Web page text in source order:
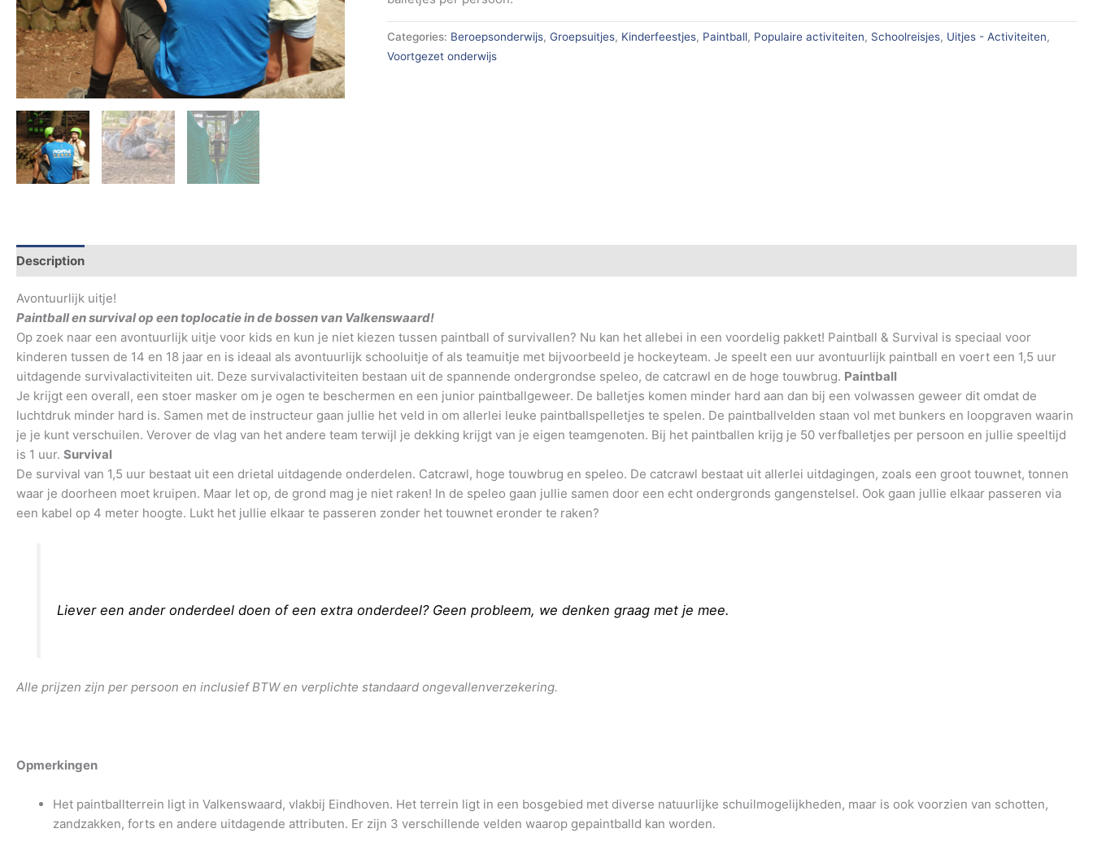
Categories: Beroepsonderwijs,Groepsuitjes, Kinderfeestjes, Paintball, Populaire activiteiten, Schoolreisjes, Uitjes - Activiteiten,
Voortgezet onderwijs
Description
Avontuurlijk uitje!
Paintball en survival op een toplocatie in de bossen van Valkenswaard!
Op zoek naar een avontuurlijk uitje voor kids en kun je niet kiezen tussen paintball of survivallen? Nu kan het allebei in een voordelig pakket! Paintball & Survival is speciaal voor
kinderen tussen de 14 en 18 jaar en is ideaal als avontuurlijk schooluitje of als teamuitje met bijvoorbeeld je hockeyteam. Je speelt een uur avontuurlijk paintball en voert een 1,5 uur
uitdagende survivalactiviteiten uit. Deze survivalactiviteiten bestaan uit de spannende ondergrondse speleo, de catcrawl en de hoge touwbrug. Paintball
Je krijgt een overall, een stoer masker om je ogen te beschermen en een junior paintballgeweer. De balletjes komen minder hard aan dan bij een volwassen geweer dit omdat de
luchtdruk minder hard is. Samen met de instructeur gaan jullie het veld in om allerlei leuke paintballspelletjes te spelen. De paintballvelden staan vol met bunkers en loopgraven waarin
je je kunt verschuilen. Verover de vlag van het andere team terwijl je dekking krijgt van je eigen teamgenoten. Bij het paintballen krijg je 50 verfballetjes per persoon en jullie speeltijd
is 1 uur. Survival
De survival van 1,5 uur bestaat uit een drietal uitdagende onderdelen. Catcrawl, hoge touwbrug en speleo. De catcrawl bestaat uit allerlei uitdagingen, zoals een groot touwnet, tonnen
waar je doorheen moet kruipen. Maar let op, de grond mag je niet raken! In de speleo gaan jullie samen door een echt ondergronds gangenstelsel. Ook gaan jullie elkaar passeren via
een kabel op 4 meter hoogte. Lukt het jullie elkaar te passeren zonder het touwnet eronder te raken?
Liever een ander onderdeel doen of een extra onderdeel? Geen probleem, we denken graag met je mee.
Alle prijzen zijn per persoon en inclusief BTW en verplichte standaard ongevallenverzekering.
Opmerkingen
Het paintballterrein ligt in Valkenswaard, vlakbij Eindhoven. Het terrein ligt in een bosgebied met diverse natuurlijke schuilmogelijkheden, maar is ook voorzien van schotten,
zandzakken, forts en andere uitdagende attributen. Er zijn 3 verschillende velden waarop gepaintballd kan worden.